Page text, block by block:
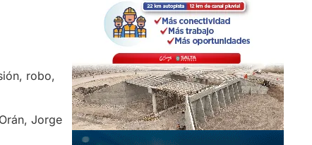
robo,
Jorge